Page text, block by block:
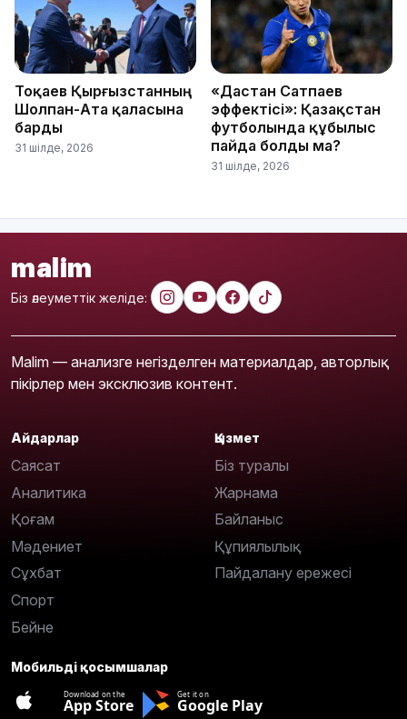
Тоқаев Қырғызстанның
Шолпан-Ата қаласына
барды
31 шілде, 2026
«Дастан Сатпаев
эффектісі»: Қазақстан
футболында құбылыс
пайда болды ма?
31 шілде, 2026
malim
Біз әлеуметтік желіде:
Malim — анализге негізделген материалдар, авторлық
пікірлер мен эксклюзив контент.
Айдарлар
Саясат
Аналитика
Қоғам
Мәдениет
Сұхбат
Спорт
Бейне
Қызмет
Біз туралы
Жарнама
Байланыс
Құпиялылық
Пайдалану ережесі
Мобильді қосымшалар
Download on the
App Store
Get it on
Google Play